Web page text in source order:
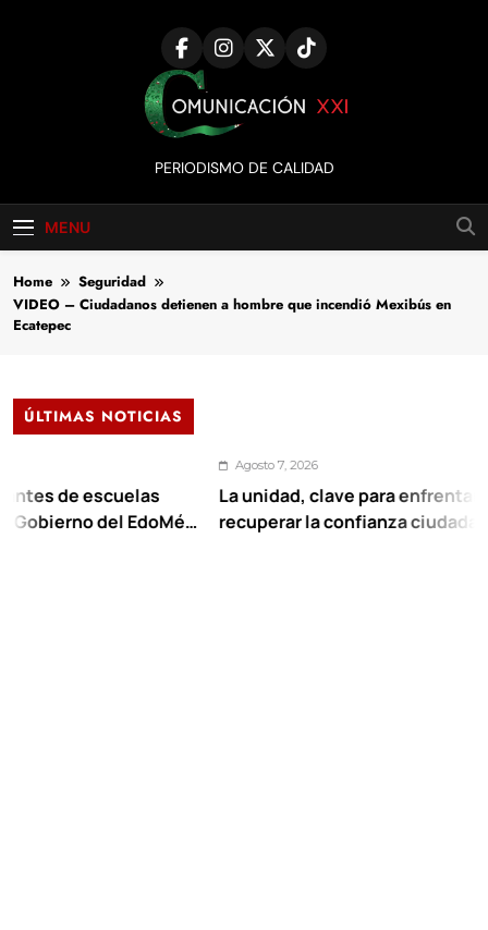
Comunicación
XXI
PERIODISMO DE CALIDAD
MENU
Home
Seguridad
VIDEO – Ciudadanos detienen a hombre que incendió Mexibús en
Ecatepec
ÚLTIMAS NOTICIAS
escuelas
del EdoMéx
Agosto 7, 2026
La unidad, clave para enfrentar los
recuperar la confianza ciudadana: